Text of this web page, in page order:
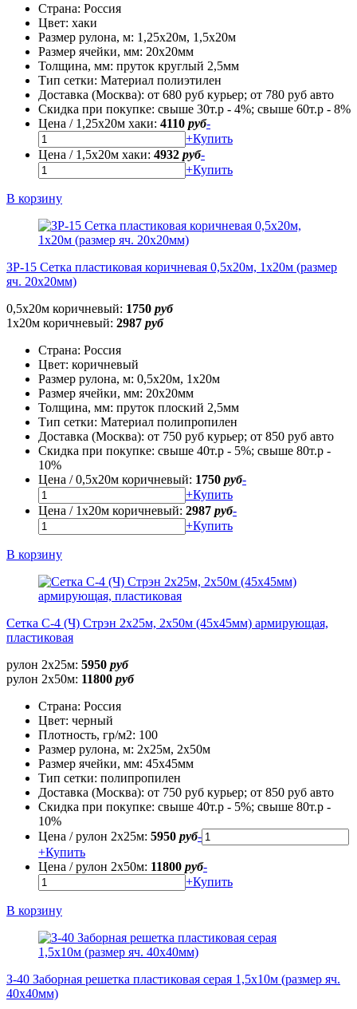
Страна: Россия
Цвет: хаки
Размер рулона, м: 1,25х20м, 1,5х20м
Размер ячейки, мм: 20х20мм
Толщина, мм: пруток круглый 2,5мм
Тип сетки: Материал полиэтилен
Доставка (Москва): от 680 руб курьер; от 780 руб авто
Скидка при покупке: свыше 30т.р - 4%; свыше 60т.р - 8%
Цена / 1,25х20м хаки: 4110 руб-
+Купить
Цена / 1,5х20м хаки: 4932 руб-
+Купить
В корзину
ЗР-15 Сетка пластиковая коричневая 0,5х20м, 1х20м (размер
яч. 20х20мм)
0,5х20м коричневый: 1750 руб
1х20м коричневый: 2987 руб
Страна: Россия
Цвет: коричневый
Размер рулона, м: 0,5х20м, 1х20м
Размер ячейки, мм: 20х20мм
Толщина, мм: пруток плоский 2,5мм
Тип сетки: Материал полипропилен
Доставка (Москва): от 750 руб курьер; от 850 руб авто
Скидка при покупке: свыше 40т.р - 5%; свыше 80т.р -
10%
Цена / 0,5х20м коричневый: 1750 руб-
+Купить
Цена / 1х20м коричневый: 2987 руб-
+Купить
В корзину
Сетка С-4 (Ч) Стрэн 2х25м, 2х50м (45х45мм) армирующая,
пластиковая
рулон 2х25м: 5950 руб
рулон 2х50м: 11800 руб
Страна: Россия
Цвет: черный
Плотность, гр/м2: 100
Размер рулона, м: 2х25м, 2х50м
Размер ячейки, мм: 45х45мм
Тип сетки: полипропилен
Доставка (Москва): от 750 руб курьер; от 850 руб авто
Скидка при покупке: свыше 40т.р - 5%; свыше 80т.р -
10%
Цена / рулон 2х25м: 5950 руб-
+Купить
Цена / рулон 2х50м: 11800 руб-
+Купить
В корзину
З-40 Заборная решетка пластиковая серая 1,5х10м (размер яч.
40х40мм)